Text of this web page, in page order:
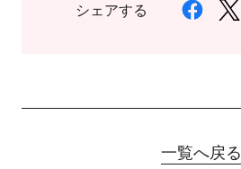
シェアする
一覧へ戻る